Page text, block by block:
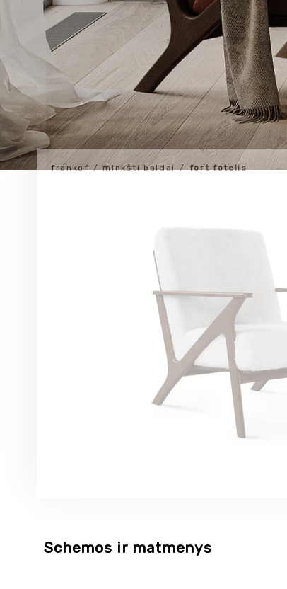
frankof minkšti baldai fort fotelis
Schemos ir matmenys